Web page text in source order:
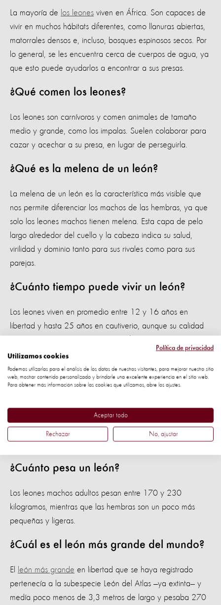
La mayoría de los leones viven en África. Son capaces de
vivir en muchos hábitats diferentes, como llanuras abiertas,
matorrales densos e, incluso, bosques espinosos secos. Por
lo general, se les encuentra cerca de cuerpos de agua, ya
que esto puede ayudarlos a encontrar a sus presas.
¿Qué comen los leones?
Los leones son carnívoros y comen animales de tamaño
medio y grande, como los impalas. Suelen colaborar para
cazar y acechar a su presa, en lugar de perseguirla.
¿Qué es la melena de un león?
La melena de un león es la característica más visible que
nos permite diferenciar los machos de las hembras, ya que
solo los leones machos tienen melena. Esta capa de pelo
largo alrededor del cuello y la cabeza indica su salud,
virilidad y dominio tanto para sus rivales como para sus
parejas.
¿Cuánto tiempo puede vivir un león?
Los leones viven en promedio entre 12 y 16 años en
libertad y hasta 25 años en cautiverio, aunque su calidad
en pseudosantuarios o se utilizan en el
turismo de vida
silvestrecon fines comerciales.
¿Qué tan rápido puede correr un león?
Los leones son animales muy veloces, capaces de correr
en ráfagas cortas de hasta 80 kilómetros por hora cuando
están cazando.
¿Cuánto pesa un león?
Los leones machos adultos pesan entre 170 y 230
kilogramos, mientras que las hembras son un poco más
pequeñas y ligeras.
¿Cuál es el león más grande del mundo?
El león más grande en libertad que se haya registrado
pertenecía a la subespecie León del Atlas —ya extinta— y
medía poco menos de 3,3 metros de largo y pesaba 270
Política de privacidad
Utilizamos cookies
Podemos utilizarlas para el análisis de los datos de nuestros visitantes, para mejorar nuestro sitio
web, mostrar contenido personalizado y brindarle una excelente experiencia en el sitio web.
Para obtener más información sobre las cookies que utilizamos, abre los ajustes.
Aceptar todo
Rechazar No, ajustar